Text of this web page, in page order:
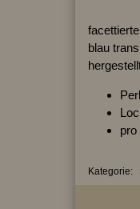
blau
pro
Kategorie: